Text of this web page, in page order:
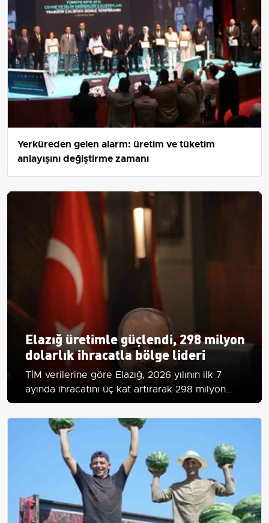
Yerküreden gelen alarm: üretim ve tüketim
anlayışını değiştirme zamanı
Elazığ üretimle güçlendi, 298 milyon
dolarlık ihracatla bölge lideri
TİM verilerine göre Elazığ, 2026 yılının ilk 7
ayında ihracatını üç kat artırarak 298 milyon
dolara ulaştı; yatırımlar ve teşvikler başarının
temelinde.